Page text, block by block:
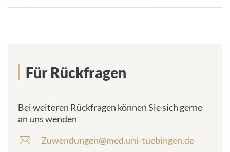
Für Rückfragen
Bei weiteren Rückfragen können Sie sich gerne
an uns wenden
E
Zuwendungen@med.uni-tuebingen.de